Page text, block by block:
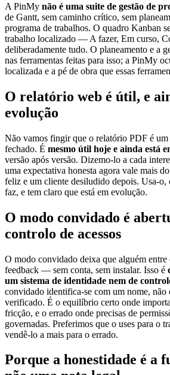
A PinMy não é uma suite de gestão de
de Gantt, sem caminho crítico, sem
programa de trabalhos. O quadro Kanban
trabalho localizado — A fazer, Em curso,
deliberadamente tudo. O planeamento e a
nas ferramentas feitas para isso; a PinMy
localizada e a pé de obra que essas
O relatório web é útil, e
evolução
Não vamos fingir que o relatório PDF é
fechado. É mesmo útil hoje e ainda está
versão após versão. Dizemo-lo a cada
uma expectativa honesta agora vale mais
feliz e um cliente desiludido depois. Usa-o,
faz, e tem claro que está em evolução.
O modo convidado é
controlo de acessos
O modo convidado deixa que alguém
feedback — sem conta, sem instalar. Isso é
um sistema de identidade nem de
convidado identifica-se com um nome, não
verificado. É o equilíbrio certo onde
fricção, e o errado onde precisas de
governadas. Preferimos que o uses para o
vendê-lo a mais para o errado.
Porque a honestidade é a